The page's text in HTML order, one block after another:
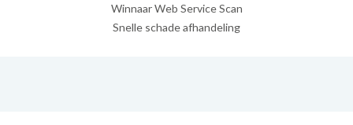
Winnaar Web Service Scan
Snelle schade afhandeling